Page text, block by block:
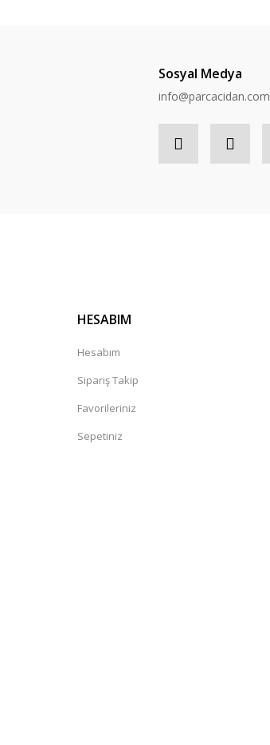
Sosyal Medya
info@parcacidan.com
HESABIM
Hesabım
Sipariş Takip
Favorileriniz
Sepetiniz